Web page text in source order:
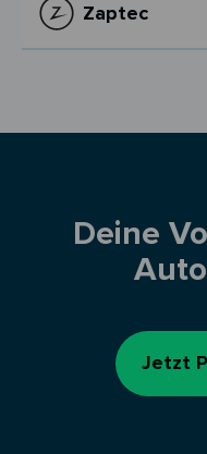
Zaptec
Deine
Jetzt